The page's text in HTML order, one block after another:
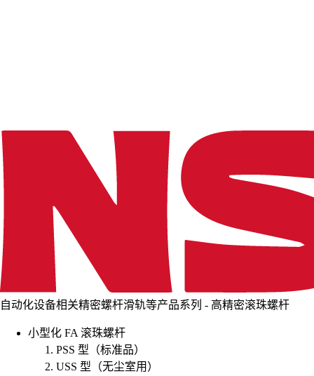
自动化设备相关精密螺杆滑轨等产品系列 - 高精密滚珠螺杆
小型化 FA 滚珠螺杆
PSS 型（标准品）
USS 型（无尘室用）